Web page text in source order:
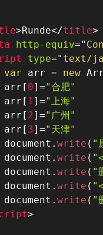
>Runde</title>
http-equiv="
type=" text/
var arr = new
arr
[ 0]="合肥"
arr
[ 1]="上海"
arr
[ 2]="广州"
arr
[ 3]="天津"
document
.write ( "
document
.write (
document
.write ( "
document
.write (
document
.write ( "
>